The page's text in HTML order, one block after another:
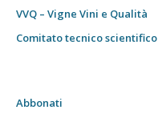
VVQ – Vigne Vini e Qualità
Comitato tecnico scientifico
Abbonati